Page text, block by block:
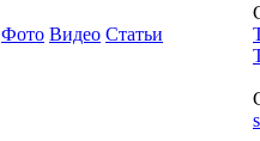
Фото Видео Статьи